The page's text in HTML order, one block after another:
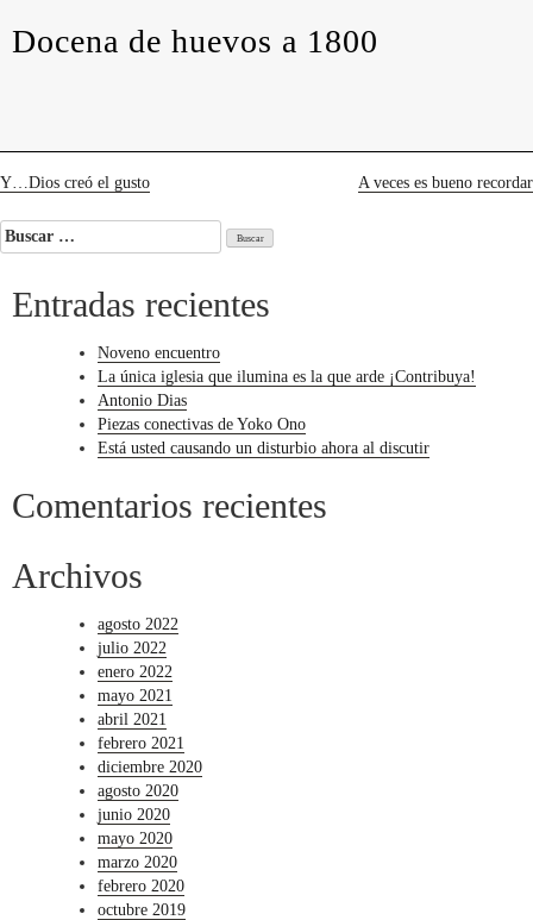
portátiles
contacto
Docena de huevos a 1800
Navegación
de
Y…Dios creó el gusto A veces es bueno recordar
Buscar:
Entradas recientes
Noveno encuentro
La única iglesia que ilumina es la que arde ¡Contribuya!
Antonio Dias
Piezas conectivas de Yoko Ono
Está usted causando un disturbio ahora al discutir
Comentarios recientes
Archivos
agosto 2022
julio 2022
enero 2022
mayo 2021
abril 2021
febrero 2021
diciembre 2020
agosto 2020
junio 2020
mayo 2020
marzo 2020
febrero 2020
octubre 2019